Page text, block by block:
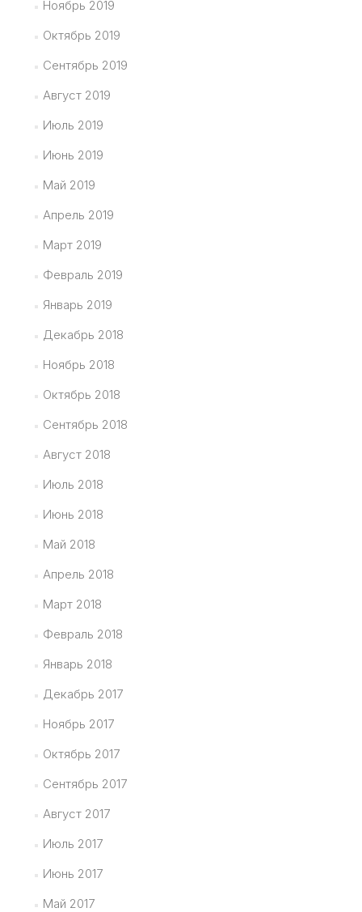
Ноябрь 2019
Октябрь 2019
Сентябрь 2019
Август 2019
Июль 2019
Июнь 2019
Май 2019
Апрель 2019
Март 2019
Февраль 2019
Январь 2019
Декабрь 2018
Ноябрь 2018
Октябрь 2018
Сентябрь 2018
Август 2018
Июль 2018
Июнь 2018
Май 2018
Апрель 2018
Март 2018
Февраль 2018
Январь 2018
Декабрь 2017
Ноябрь 2017
Октябрь 2017
Сентябрь 2017
Август 2017
Июль 2017
Июнь 2017
Май 2017